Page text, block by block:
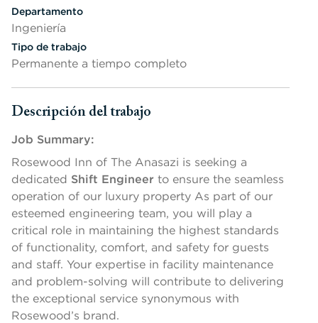
Departamento
Ingeniería
Tipo de trabajo
Permanente a tiempo completo
Descripción del trabajo
Presione la barra espaciadora o la tecla Intro para cambiar la
Job Summary:
Rosewood Inn of The Anasazi is seeking a
dedicated Shift Engineer to ensure the seamless
operation of our luxury property As part of our
esteemed engineering team, you will play a
critical role in maintaining the highest standards
of functionality, comfort, and safety for guests
and staff. Your expertise in facility maintenance
and problem-solving will contribute to delivering
the exceptional service synonymous with
Rosewood’s brand.